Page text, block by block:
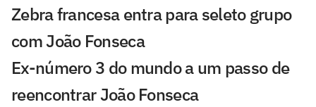
Zebra francesa entra para seleto grupo
com João Fonseca
Ex-número 3 do mundo a um passo de
reencontrar João Fonseca